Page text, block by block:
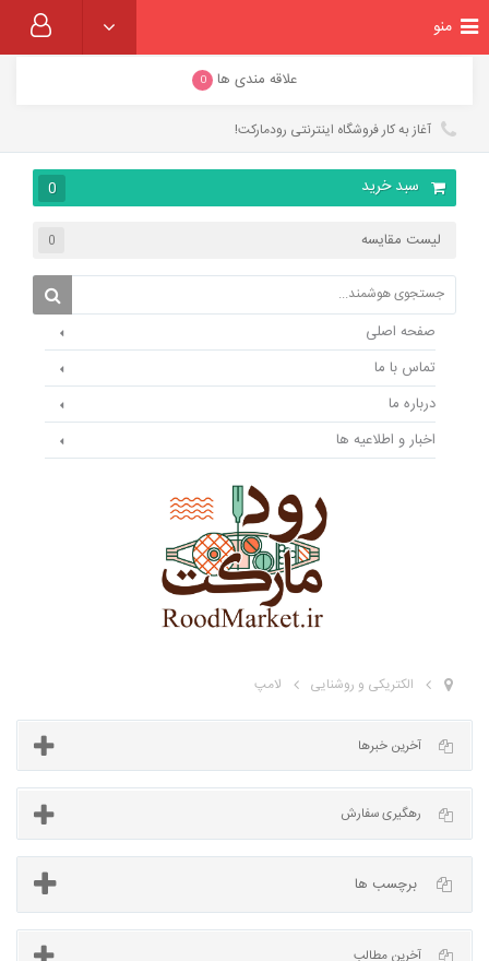
علاقه مندی ها 0
آغاز به کار فروشگاه اینترنتی رودمارکت!
سبد خرید 0
لیست مقایسه 0
صفحه اصلی
تماس با ما
درباره ما
اخبار و اطلاعیه ها
منو
الکتریکی و روشنایی لامپ
آخرین خبرها
برچسب ها